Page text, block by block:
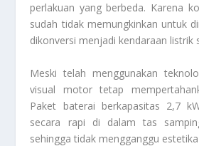
perlakuan yang berbeda. Karena
sudah tidak memungkinkan untuk
dikonversi menjadi kendaraan listrik
Meski telah menggunakan
visual motor tetap
Paket baterai berkapasitas 2,7
secara rapi di dalam tas
sehingga tidak mengganggu